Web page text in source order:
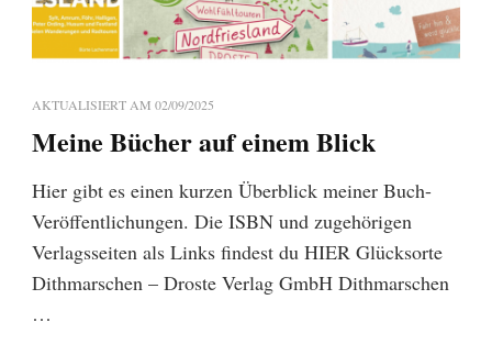
AKTUALISIERT AM 02/09/2025
Meine Bücher auf einem Blick
Hier gibt es einen kurzen Überblick meiner Buch-
Veröffentlichungen. Die ISBN und zugehörigen
Verlagsseiten als Links findest du HIER Glücksorte
Dithmarschen – Droste Verlag GmbH Dithmarschen
…